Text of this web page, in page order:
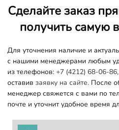
Сделайте заказ
получить самую
Для уточнения наличие и
с нашими менеджерами любым
из телефонов: +7 (4212) 68-06-86,
оставив заявку на сайте. После
менеджер свяжется с вами по
почте и уточнит удобное время